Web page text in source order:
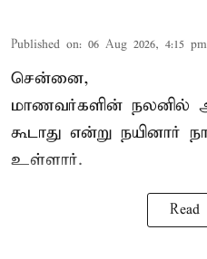
Published on: 06 Aug 2026, 4:15 pm
சென்னை,
மாணவர்களின் நலனில்
கூடாது என்று நயினார்
உள்ளார்.
Read